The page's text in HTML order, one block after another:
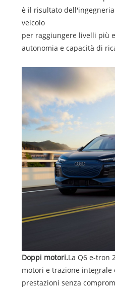
è il risultato
veicolo
per raggiungere livelli più
autonomia e capacità di
Doppi motori.La Q6 e-tron
motori e trazione
prestazioni senza